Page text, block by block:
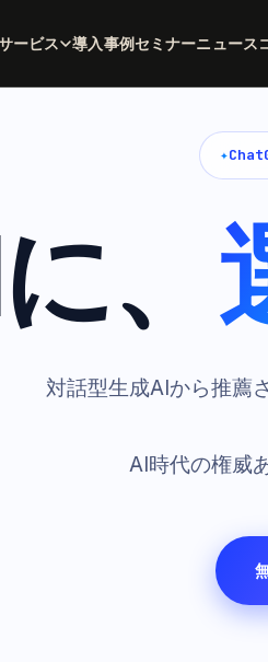
ービス 導入事例セミナーニュース
✦
、
対話型生成AIから推薦
AI時代の権威